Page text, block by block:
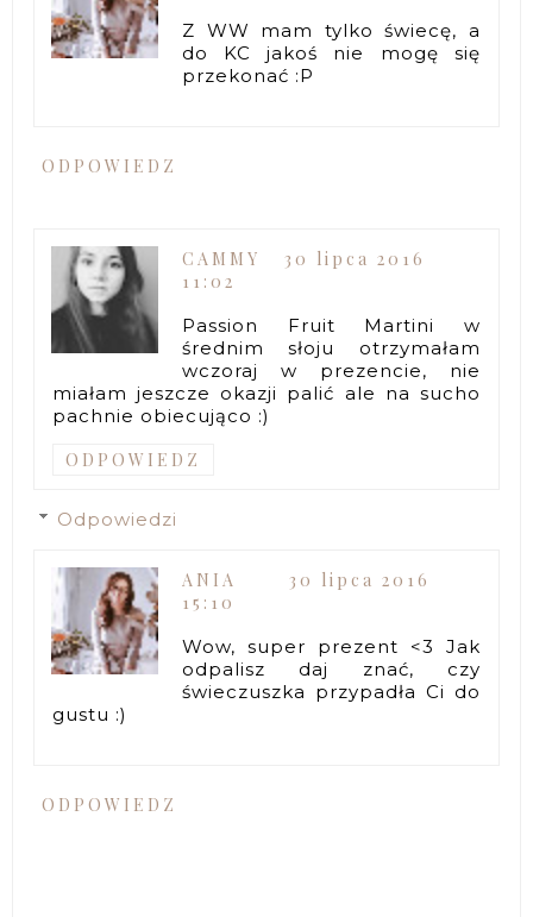
Z WW mam tylko świecę, a
do KC jakoś nie mogę się
przekonać :P
ODPOWIEDZ
CAMMY
30 lipca 2016
11:02
Passion Fruit Martini w
średnim słoju otrzymałam
wczoraj w prezencie, nie
miałam jeszcze okazji palić ale na sucho
pachnie obiecująco :)
ODPOWIEDZ
Odpowiedzi
ANIA
30 lipca 2016
15:10
Wow, super prezent <3 Jak
odpalisz daj znać, czy
świeczuszka przypadła Ci do
gustu :)
ODPOWIEDZ